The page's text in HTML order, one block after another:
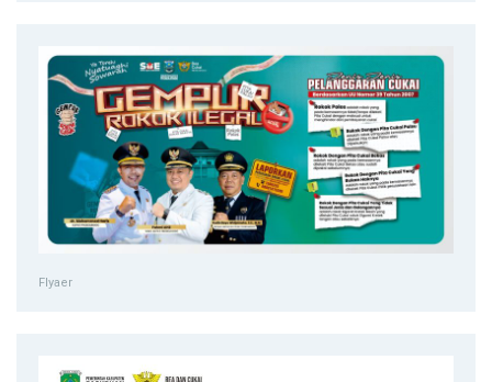
Flyaer